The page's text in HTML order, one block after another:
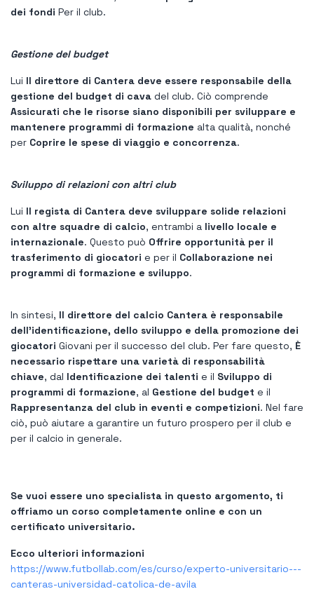
dei fondi Per il club.
Gestione del budget
Lui Il direttore di Cantera deve essere responsabile della
gestione del budget di cava del club. Ciò comprende
Assicurati che le risorse siano disponibili per sviluppare e
mantenere programmi di formazione alta qualità, nonché
per Coprire le spese di viaggio e concorrenza.
Sviluppo di relazioni con altri club
Lui Il regista di Cantera deve sviluppare solide relazioni
con altre squadre di calcio, entrambi a livello locale e
internazionale. Questo può Offrire opportunità per il
trasferimento di giocatori e per il Collaborazione nei
programmi di formazione e sviluppo.
In sintesi, Il direttore del calcio Cantera è responsabile
dell'identificazione, dello sviluppo e della promozione dei
giocatori Giovani per il successo del club. Per fare questo, È
necessario rispettare una varietà di responsabilità
chiave, dal Identificazione dei talenti e il Sviluppo di
programmi di formazione, al Gestione del budget e il
Rappresentanza del club in eventi e competizioni. Nel fare
ciò, può aiutare a garantire un futuro prospero per il club e
per il calcio in generale.
Se vuoi essere uno specialista in questo argomento, ti
offriamo un corso completamente online e con un
certificato universitario.
Ecco ulteriori informazioni
https://www.futbollab.com/es/curso/experto-universitario---
canteras-universidad-catolica-de-avila